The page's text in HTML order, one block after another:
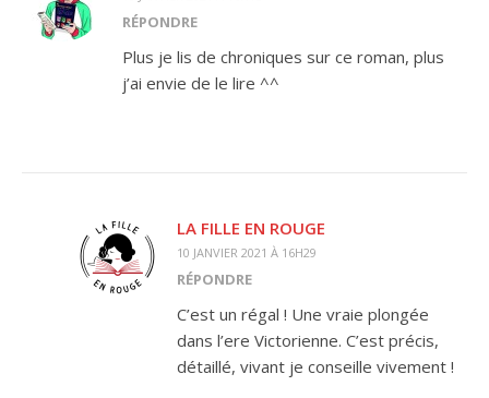
RÉPONDRE
Plus je lis de chroniques sur ce roman, plus
j’ai envie de le lire ^^
LA FILLE EN ROUGE
10 JANVIER 2021 À 16H29
RÉPONDRE
C’est un régal ! Une vraie plongée
dans l’ere Victorienne. C’est précis,
détaillé, vivant je conseille vivement !